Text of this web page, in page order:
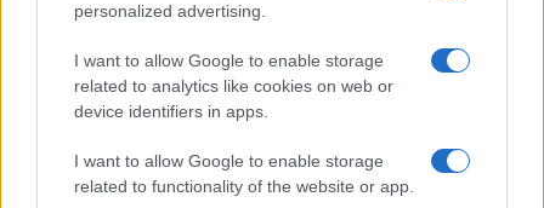
personalized advertising.
I want to allow Google to enable storage
related to analytics like cookies on web or
device identifiers in apps.
I want to allow Google to enable storage
related to functionality of the website or app.
Stapsgewijze gids voor het instellen van een hardware wallet